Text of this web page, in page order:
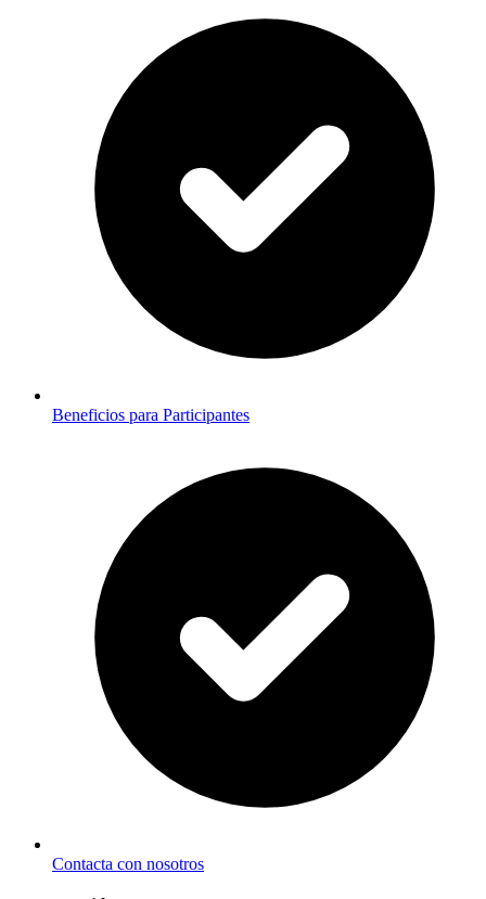
Beneficios para Participantes
Contacta con nosotros